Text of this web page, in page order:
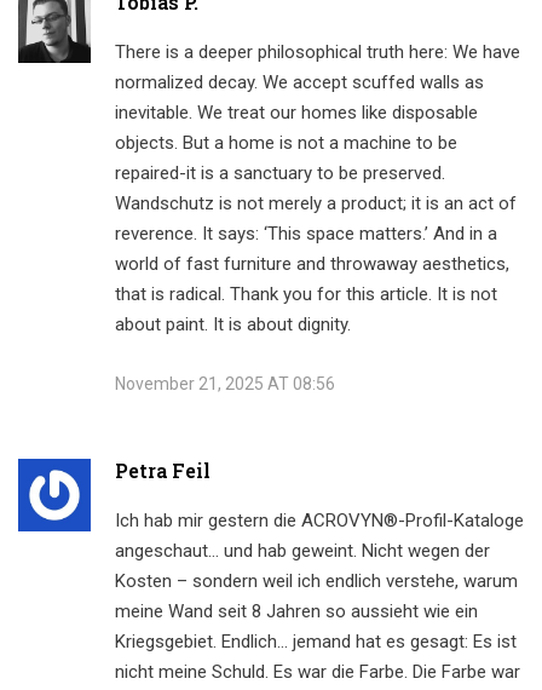
There is a deeper philosophical truth here: We have
normalized decay. We accept scuffed walls as
inevitable. We treat our homes like disposable
objects. But a home is not a machine to be
repaired-it is a sanctuary to be preserved.
Wandschutz is not merely a product; it is an act of
reverence. It says: ‘This space matters.’ And in a
world of fast furniture and throwaway aesthetics,
that is radical. Thank you for this article. It is not
about paint. It is about dignity.
November 21, 2025 AT 08:56
Petra Feil
Ich hab mir gestern die ACROVYN®-Profil-Kataloge
angeschaut… und hab geweint. Nicht wegen der
Kosten – sondern weil ich endlich verstehe, warum
meine Wand seit 8 Jahren so aussieht wie ein
Kriegsgebiet. Endlich… jemand hat es gesagt: Es ist
nicht meine Schuld. Es war die Farbe. Die Farbe war